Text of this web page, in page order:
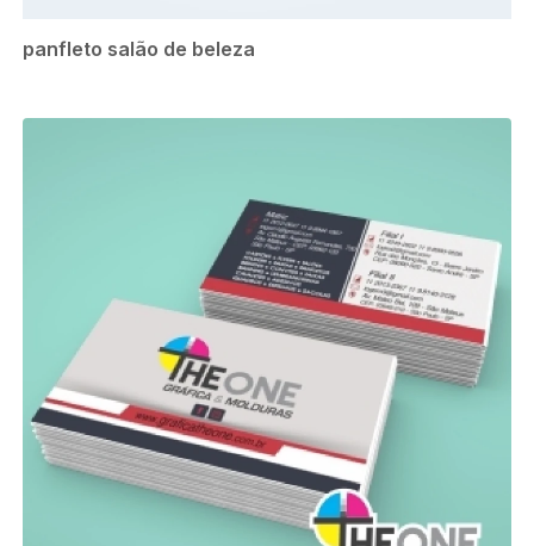
panfleto salão de beleza